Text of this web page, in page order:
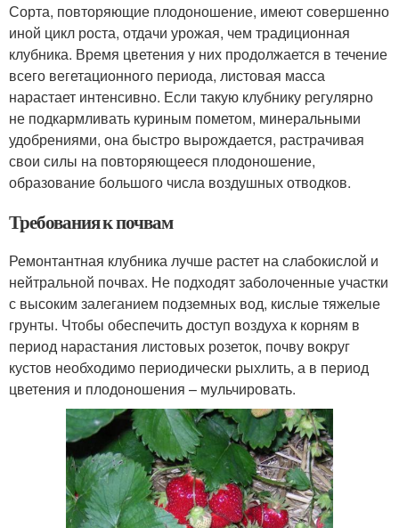
Сорта, повторяющие плодоношение, имеют совершенно
иной цикл роста, отдачи урожая, чем традиционная
клубника. Время цветения у них продолжается в течение
всего вегетационного периода, листовая масса
нарастает интенсивно. Если такую клубнику регулярно
не подкармливать куриным пометом, минеральными
удобрениями, она быстро вырождается, растрачивая
свои силы на повторяющееся плодоношение,
образование большого числа воздушных отводков.
Требования к почвам
Ремонтантная клубника лучше растет на слабокислой и
нейтральной почвах. Не подходят заболоченные участки
с высоким залеганием подземных вод, кислые тяжелые
грунты. Чтобы обеспечить доступ воздуха к корням в
период нарастания листовых розеток, почву вокруг
кустов необходимо периодически рыхлить, а в период
цветения и плодоношения – мульчировать.